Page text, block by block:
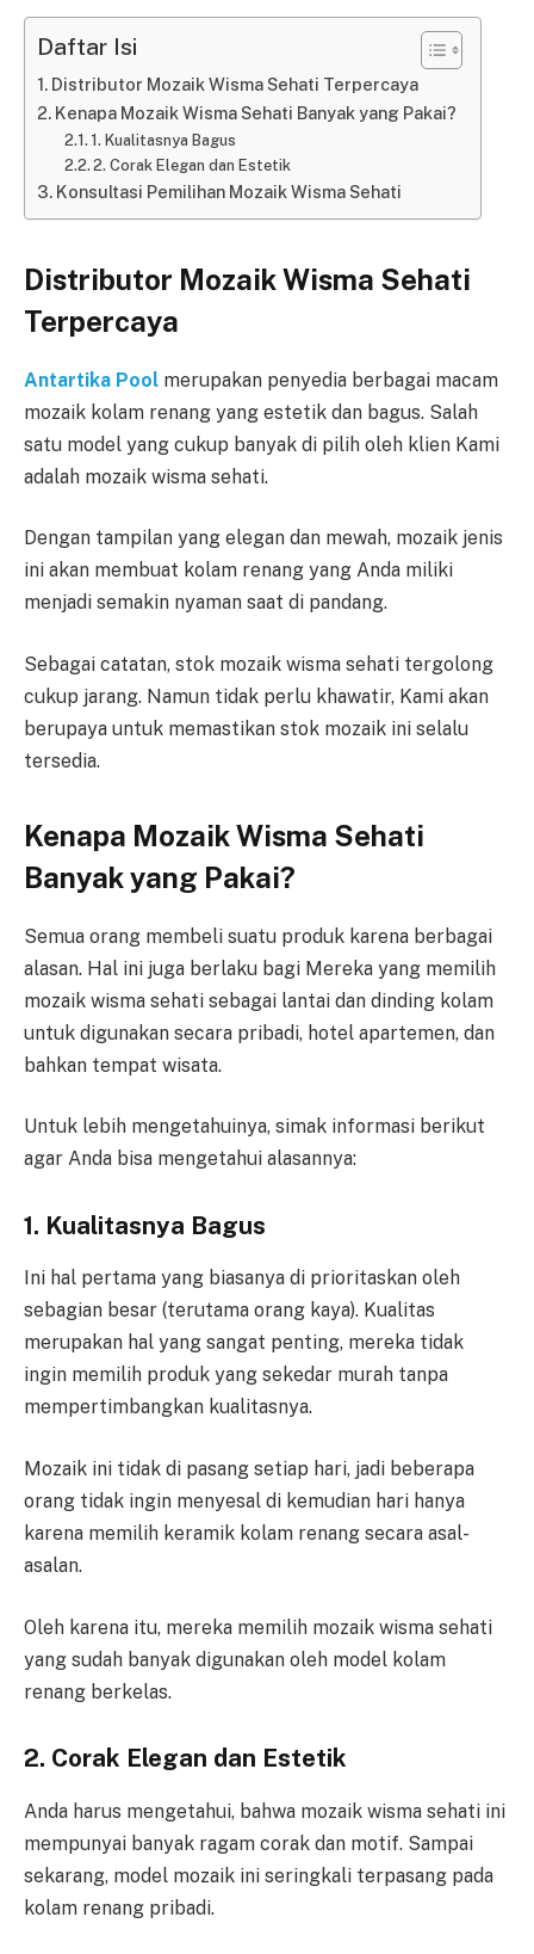
Daftar Isi
Distributor Mozaik Wisma Sehati Terpercaya
Kenapa Mozaik Wisma Sehati Banyak yang Pakai?
1. Kualitasnya Bagus
2. Corak Elegan dan Estetik
Konsultasi Pemilihan Mozaik Wisma Sehati
Distributor Mozaik Wisma Sehati
Terpercaya
Antartika Pool merupakan penyedia berbagai macam
mozaik kolam renang yang estetik dan bagus. Salah
satu model yang cukup banyak di pilih oleh klien Kami
adalah mozaik wisma sehati.
Dengan tampilan yang elegan dan mewah, mozaik jenis
ini akan membuat kolam renang yang Anda miliki
menjadi semakin nyaman saat di pandang.
Sebagai catatan, stok mozaik wisma sehati tergolong
cukup jarang. Namun tidak perlu khawatir, Kami akan
berupaya untuk memastikan stok mozaik ini selalu
tersedia.
Kenapa Mozaik Wisma Sehati
Banyak yang Pakai?
Semua orang membeli suatu produk karena berbagai
alasan. Hal ini juga berlaku bagi Mereka yang memilih
mozaik wisma sehati sebagai lantai dan dinding kolam
untuk digunakan secara pribadi, hotel apartemen, dan
bahkan tempat wisata.
Untuk lebih mengetahuinya, simak informasi berikut
agar Anda bisa mengetahui alasannya:
1. Kualitasnya Bagus
Ini hal pertama yang biasanya di prioritaskan oleh
sebagian besar (terutama orang kaya). Kualitas
merupakan hal yang sangat penting, mereka tidak
ingin memilih produk yang sekedar murah tanpa
mempertimbangkan kualitasnya.
Mozaik ini tidak di pasang setiap hari, jadi beberapa
orang tidak ingin menyesal di kemudian hari hanya
karena memilih keramik kolam renang secara asal-
asalan.
Oleh karena itu, mereka memilih mozaik wisma sehati
yang sudah banyak digunakan oleh model kolam
renang berkelas.
2. Corak Elegan dan Estetik
Anda harus mengetahui, bahwa mozaik wisma sehati ini
mempunyai banyak ragam corak dan motif. Sampai
sekarang, model mozaik ini seringkali terpasang pada
kolam renang pribadi.